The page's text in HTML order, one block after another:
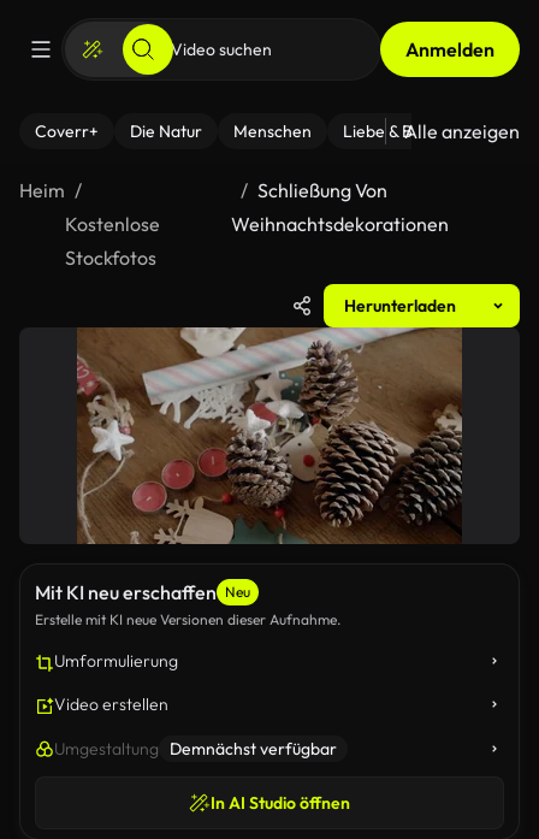
Anmelden
Coverr+ Die Natur Menschen Liebe & Beziehungen
Alle anzeigen
Heim
Kostenlose
Stockfotos
Schließung Von
Weihnachtsdekorationen
Herunterladen
Mit KI neu erschaffen Neu
Erstelle mit KI neue Versionen dieser Aufnahme.
Umformulierung
Video erstellen
Umgestaltung Demnächst verfügbar
In AI Studio öffnen